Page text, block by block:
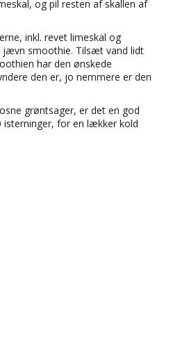
og pil resten af skallen af
inkl. revet limeskal og
jævn smoothie. Tilsæt vand lidt
har den ønskede
den er, jo nemmere er den
grøntsager, er det en god
isterninger, for en lækker kold